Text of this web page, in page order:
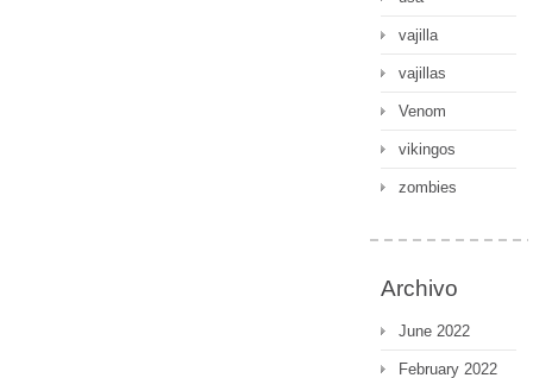
vajilla
vajillas
Venom
vikingos
zombies
Archivo
June 2022
February 2022